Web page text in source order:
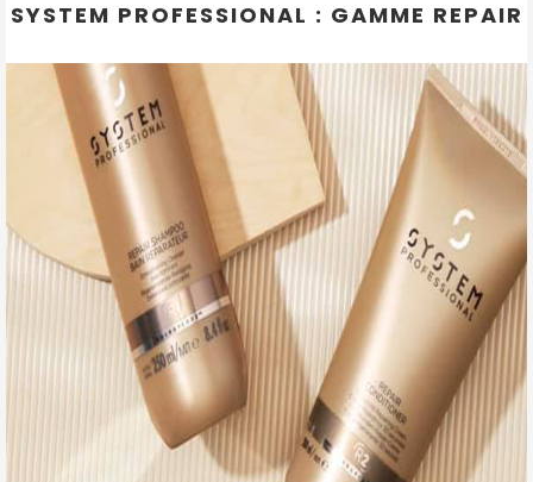
SYSTEM PROFESSIONAL : GAMME REPAIR